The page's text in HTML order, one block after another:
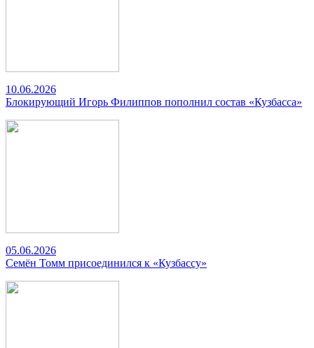
10.06.2026
Блокирующий Игорь Филиппов пополнил состав «Кузбасса»
05.06.2026
Семён Томм присоединился к «Кузбассу»